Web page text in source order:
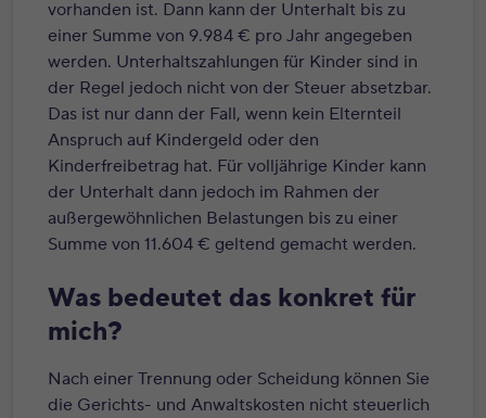
vorhanden ist. Dann kann der Unterhalt bis zu
einer Summe von 9.984 € pro Jahr angegeben
werden. Unterhaltszahlungen für Kinder sind in
der Regel jedoch nicht von der Steuer absetzbar.
Das ist nur dann der Fall, wenn kein Elternteil
Anspruch auf Kindergeld oder den
Kinderfreibetrag hat. Für volljährige Kinder kann
der Unterhalt dann jedoch im Rahmen der
außergewöhnlichen Belastungen bis zu einer
Summe von 11.604 € geltend gemacht werden.
Was bedeutet das konkret für
mich?
Nach einer Trennung oder Scheidung können Sie
die Gerichts- und Anwaltskosten nicht steuerlich